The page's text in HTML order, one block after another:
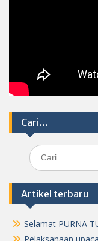
Cari…
Search
for:
Artikel terbaru
Selamat PURNA